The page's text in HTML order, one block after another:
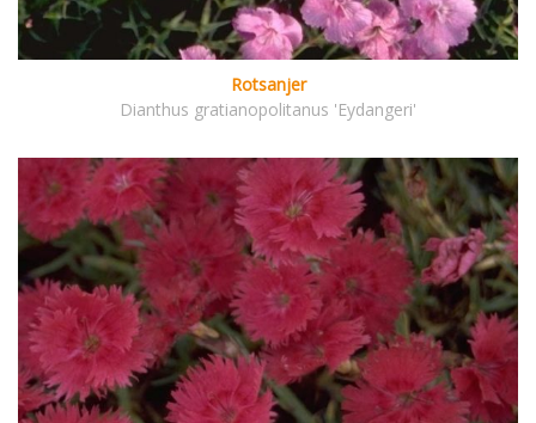
Rotsanjer
Dianthus gratianopolitanus 'Eydangeri'